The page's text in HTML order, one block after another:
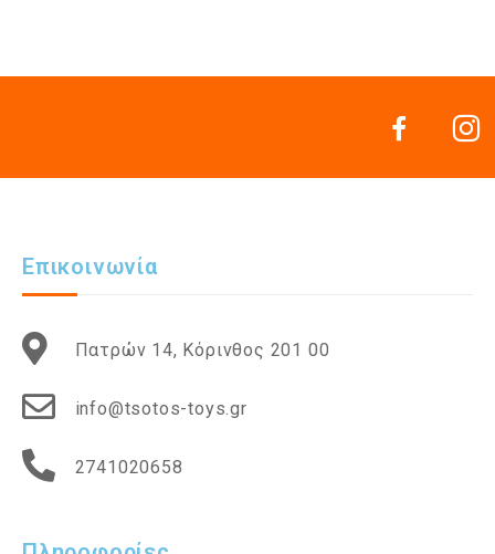
Επικοινωνία
Πατρών 14, Κόρινθος 201 00
info@tsotos-toys.gr
2741020658